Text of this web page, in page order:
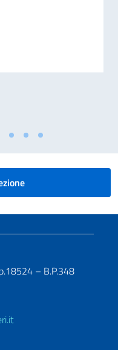
degli appuntamenti per i
– B.P.348